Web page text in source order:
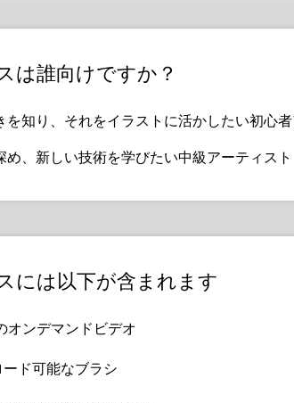
から不気味なネオンの雰囲気まで。
とを想像してみてください、それが本物の
ができるほどです。あるいは、冷たく神秘的
ようです。
、光の働き方—反射、色との相互作用、表
解できる方法で説明します。
のカスタムブラシとレイヤー付きPSDファイ
ムでスキルを構築できます。楽しいシネマ
、ガラスをマスターしましょう。
キルアップを目指している方でも、このコ
は誰向けですか？
を知り、それをイラストに活かしたい初心
め、新しい技術を学びたい中級アーティスト
には以下が含まれます
オンデマンドビデオ
ド可能なブラシ